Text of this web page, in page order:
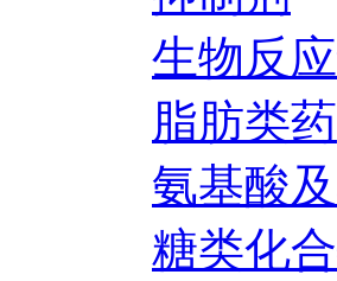
生物反
脂肪类药
氨基酸
糖类化